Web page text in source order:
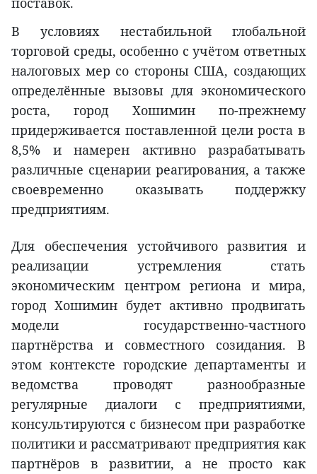
В условиях нестабильной глобальной
торговой среды, особенно с учётом ответных
налоговых мер со стороны США, создающих
определённые вызовы для экономического
роста, город Хошимин по-прежнему
придерживается поставленной цели роста в
8,5% и намерен активно разрабатывать
различные сценарии реагирования, а также
своевременно оказывать поддержку
предприятиям.
Для обеспечения устойчивого развития и
реализации устремления стать
экономическим центром региона и мира,
город Хошимин будет активно продвигать
модели государственно-частного
партнёрства и совместного созидания. В
этом контексте городские департаменты и
ведомства проводят разнообразные
регулярные диалоги с предприятиями,
консультируются с бизнесом при разработке
политики и рассматривают предприятия как
партнёров в развитии, а не просто как